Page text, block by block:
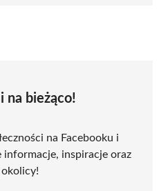
na bieżąco!
na Facebooku i
informacje, inspiracje oraz